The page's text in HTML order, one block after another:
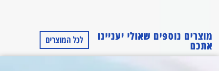
מוצרים נוספים שאולי יעניינו
אתכם לכל המוצרים